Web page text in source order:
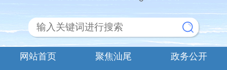
网站首页 聚焦汕尾
政务公开